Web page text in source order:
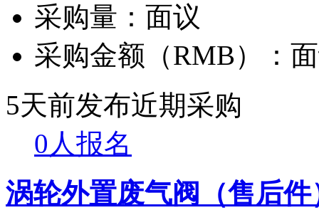
采购量： 面议
采购金额（RMB）：
5天前发布近期采购
0人报名
涡轮外置废气阀（售后件